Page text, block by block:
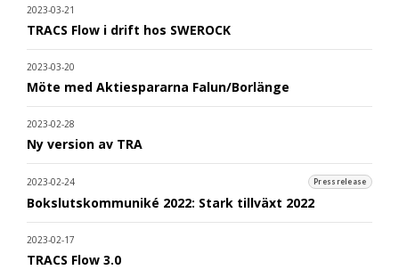
2023-03-21
TRACS Flow i drift hos SWEROCK
2023-03-20
Möte med Aktiespararna Falun/Borlänge
2023-02-28
Ny version av TRA
2023-02-24 Pressrelease
Bokslutskommuniké 2022: Stark tillväxt 2022
2023-02-17
TRACS Flow 3.0